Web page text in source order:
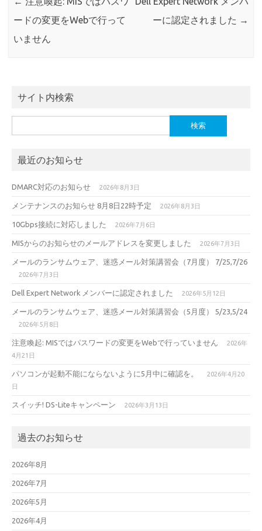
ードの変更をWebで行って
いません
ーに認定されました →
サイト内検索
索:
最近のお知らせ
DMARC対応のお知らせ 2026年8月3日
メンテナンスのお知らせ 8月8日22時予定 2026年8月3日
10Gbps接続に対応しました 2026年7月6日
MISからのお知らせのメールアドレスを変更しました 2026年7月3日
メールのランサムウェア、迷惑メール対策講習会（7月度） 7/25,7/26
2026年7月3日
Dell Expert Network メンバーに認定されました 2026年5月12日
メールのランサムウェア、迷惑メール対策講習会（5月度） 5/23,5/24
2026年5月8日
注意喚起: MISではパスワードの変更をWebで行っていません
2026年
4月21日
パソコンが起動不能にならないように5月中に確認を。
2026年4月20
日
スイッチ! DS-Liteキャンペーン 2026年3月13日
過去のお知らせ
2026年8月
2026年7月
2026年5月
2026年4月